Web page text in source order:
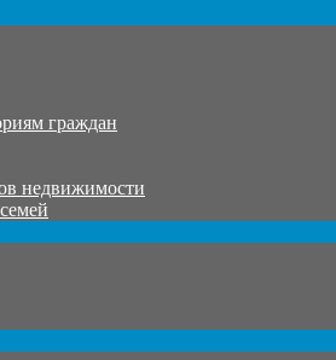
граждан
недвижимости